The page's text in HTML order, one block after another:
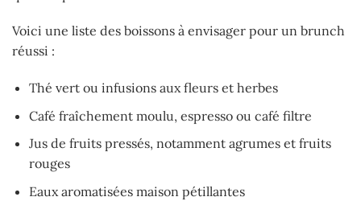
Voici une liste des boissons à envisager pour un brunch
réussi :
Thé vert ou infusions aux fleurs et herbes
Café fraîchement moulu, espresso ou café filtre
Jus de fruits pressés, notamment agrumes et fruits
rouges
Eaux aromatisées maison pétillantes